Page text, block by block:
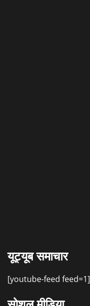
यूट्यूब समाचार
[youtube-feed feed=1]